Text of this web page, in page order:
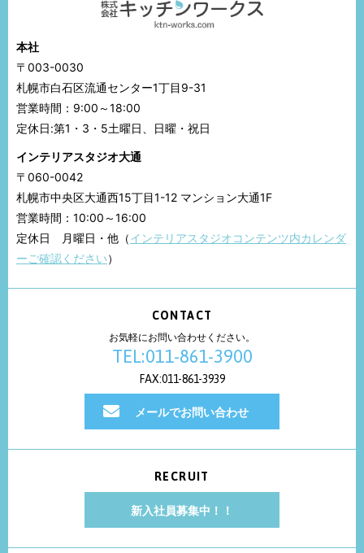
本社
〒003-0030
札幌市白石区流通センター1丁目9-31
営業時間：9:00～18:00
定休日:第1・3・5土曜日、日曜・祝日
インテリアスタジオ大通
〒060-0042
札幌市中央区大通西15丁目1-12 マンション大通1F
営業時間：10:00～16:00
定休日 月曜日・他（インテリアスタジオコンテンツ内カレンダ
ーご確認ください）
CONTACT
お気軽にお問い合わせください。
TEL:011-861-3900
FAX:011-861-3939
メールでお問い合わせ
RECRUIT
新入社員募集中！！